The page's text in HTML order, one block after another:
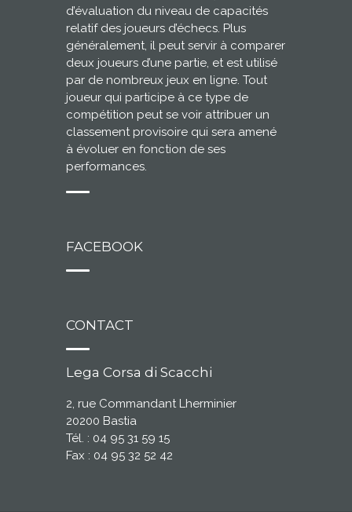
d’évaluation du niveau de capacités
relatif des joueurs d’échecs. Plus
généralement, il peut servir à comparer
deux joueurs d’une partie, et est utilisé
par de nombreux jeux en ligne. Tout
joueur qui participe à ce type de
compétition peut se voir attribuer un
classement provisoire qui sera amené
à évoluer en fonction de ses
performances.
FACEBOOK
CONTACT
Lega Corsa di Scacchi
2, rue Commandant Lherminier
20200 Bastia
Tél. : 04 95 31 59 15
Fax : 04 95 32 52 42